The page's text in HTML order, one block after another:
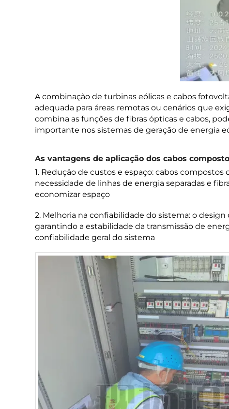
A combinação de turbinas eólicas e cabos
adequada para áreas remotas ou cenários que
combina as funções de fibras ópticas e cabos,
importante nos sistemas de geração de energia
As vantagens de aplicação dos cabos
1. Redução de custos e espaço: cabos
necessidade de linhas de energia separadas e
economizar espaço
2. Melhoria na confiabilidade do sistema: o
garantindo a estabilidade da transmissão de
confiabilidade geral do sistema